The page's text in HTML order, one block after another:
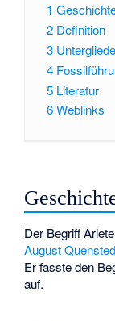
1
2 Definition
3
4
5 Literatur
6Weblinks
Der Begriff
August
Er fasste den
auf.